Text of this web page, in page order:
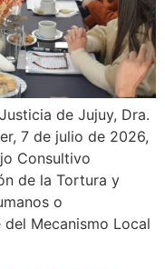
de Jujuy, Dra.
7 de julio de 2026,
Consultivo
de la Tortura y
o
Mecanismo Local